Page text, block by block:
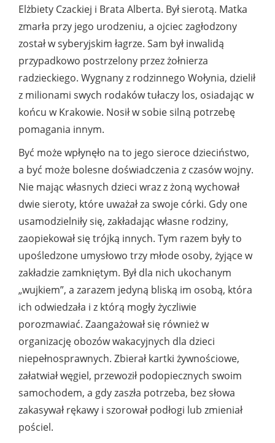
Elżbiety Czackiej i Brata Alberta. Był sierotą. Matka
zmarła przy jego urodzeniu, a ojciec zagłodzony
został w syberyjskim łagrze. Sam był inwalidą
przypadkowo postrzelony przez żołnierza
radzieckiego. Wygnany z rodzinnego Wołynia, dzielił
z milionami swych rodaków tułaczy los, osiadając w
końcu w Krakowie. Nosił w sobie silną potrzebę
pomagania innym.
Być może wpłynęło na to jego sieroce dzieciństwo,
a być może bolesne doświadczenia z czasów wojny.
Nie mając własnych dzieci wraz z żoną wychował
dwie sieroty, które uważał za swoje córki. Gdy one
usamodzielniły się, zakładając własne rodziny,
zaopiekował się trójką innych. Tym razem były to
upośledzone umysłowo trzy młode osoby, żyjące w
zakładzie zamkniętym. Był dla nich ukochanym
„wujkiem”, a zarazem jedyną bliską im osobą, która
ich odwiedzała i z którą mogły życzliwie
porozmawiać. Zaangażował się również w
organizację obozów wakacyjnych dla dzieci
niepełnosprawnych. Zbierał kartki żywnościowe,
załatwiał węgiel, przewoził podopiecznych swoim
samochodem, a gdy zaszła potrzeba, bez słowa
zakasywał rękawy i szorował podłogi lub zmieniał
pościel.